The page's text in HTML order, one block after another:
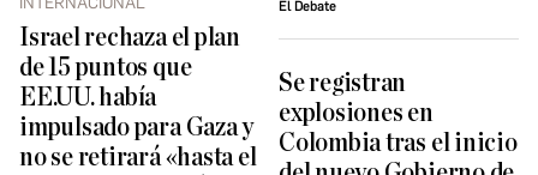
Israel rechaza el plan
de 15 puntos que
EE.UU. había
impulsado para Gaza y
no se retirará «hasta el
El Debate
Se registran
explosiones en
Colombia tras el inicio